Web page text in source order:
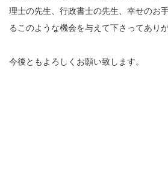
理士の先生、行政書士の先生、幸せのお
るこのような機会を与えて下さってあり
今後ともよろしくお願い致します。